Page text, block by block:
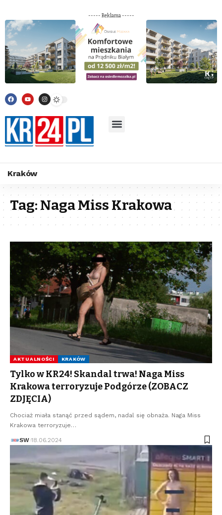
----- Reklama -----
Kraków
Tag:Naga Miss Krakowa
AKTUALNOŚCI KRAKÓW
Tylko w KR24! Skandal trwa! Naga Miss
Krakowa terroryzuje Podgórze (ZOBACZ
ZDJĘCIA)
Chociaż miała stanąć przed sądem, nadal się obnaża. Naga Miss
Krakowa terroryzuje…
SW 18.06.2024